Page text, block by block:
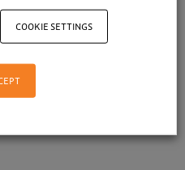
forever.
IN WARSAW!
COOKIE SETTINGS